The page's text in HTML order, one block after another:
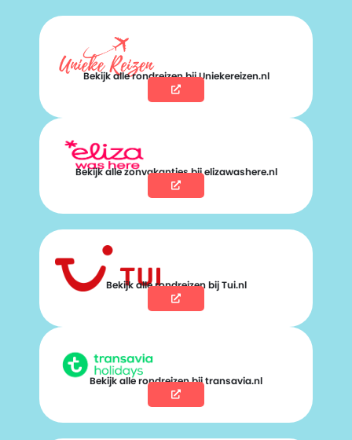
Bekijk alle rondreizen bij Uniekereizen.nl
Bekijk alle zonvakanties bij elizawashere.nl
Bekijk alle rondreizen bij Tui.nl
Bekijk alle rondreizen bij transavia.nl